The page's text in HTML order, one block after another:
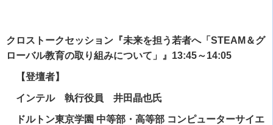
クロストークセッション『未来を担う若者へ「STEAM＆グ
ローバル教育の取り組みについて」』 13:45～14:05
【登壇者】
インテル 執行役員 井田晶也氏
ドルトン東京学園 中等部・高等部 コンピューターサイエ